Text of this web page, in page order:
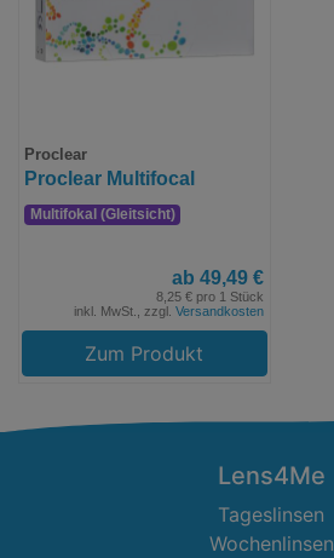
Proclear
Proclear Multifocal
Multifokal (Gleitsicht)
ab 49,49 €
8,25 € pro 1 Stück
inkl. MwSt., zzgl. Versandkosten
Zum Produkt
Lens4Me
Tageslinsen
Wochenlinsen